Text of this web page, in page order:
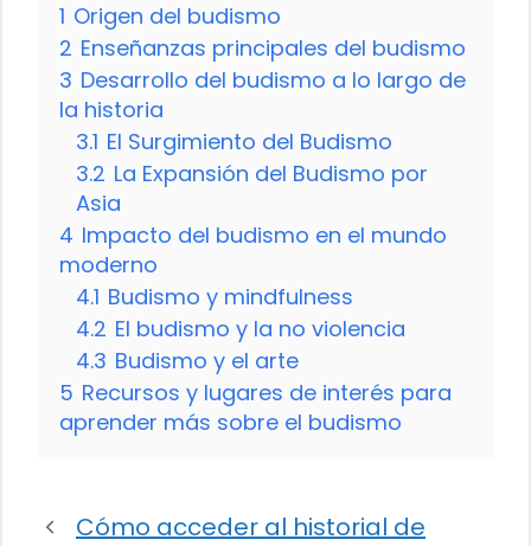
1 Origen del budismo
2 Enseñanzas principales del budismo
3 Desarrollo del budismo a lo largo de
la historia
3.1 El Surgimiento del Budismo
3.2 La Expansión del Budismo por
Asia
4 Impacto del budismo en el mundo
moderno
4.1 Budismo y mindfulness
4.2 El budismo y la no violencia
4.3 Budismo y el arte
5 Recursos y lugares de interés para
aprender más sobre el budismo
Cómo acceder al historial de